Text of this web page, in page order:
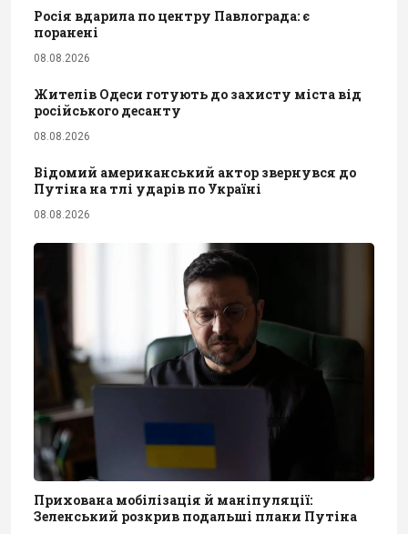
Росія вдарила по центру Павлограда: є
поранені
08.08.2026
Жителів Одеси готують до захисту міста від
російського десанту
08.08.2026
Відомий американський актор звернувся до
Путіна на тлі ударів по Україні
08.08.2026
Прихована мобілізація й маніпуляції:
Зеленський розкрив подальші плани Путіна